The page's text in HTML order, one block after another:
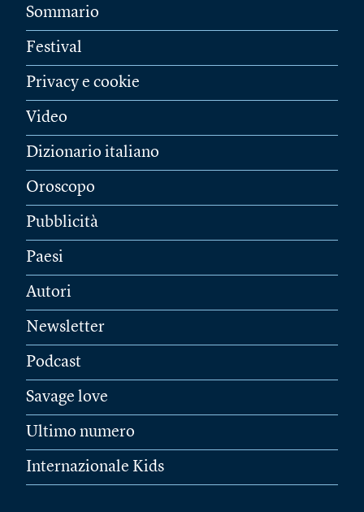
Sommario
Festival
Privacy e cookie
Video
Dizionario italiano
Oroscopo
Pubblicità
Paesi
Autori
Newsletter
Podcast
Savage love
Ultimo numero
Internazionale Kids